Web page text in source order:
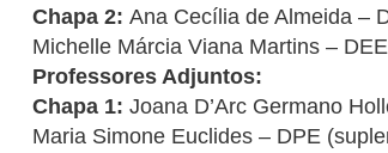
Chapa 2: Ana Cecília de Almeida –
Michelle Márcia Viana Martins –
Professores Adjuntos:
Chapa 1: Joana D’Arc Germano
Maria Simone Euclides – DPE